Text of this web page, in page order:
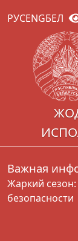
РУСENGБЕЛ
Важная
Жаркий
безопасности